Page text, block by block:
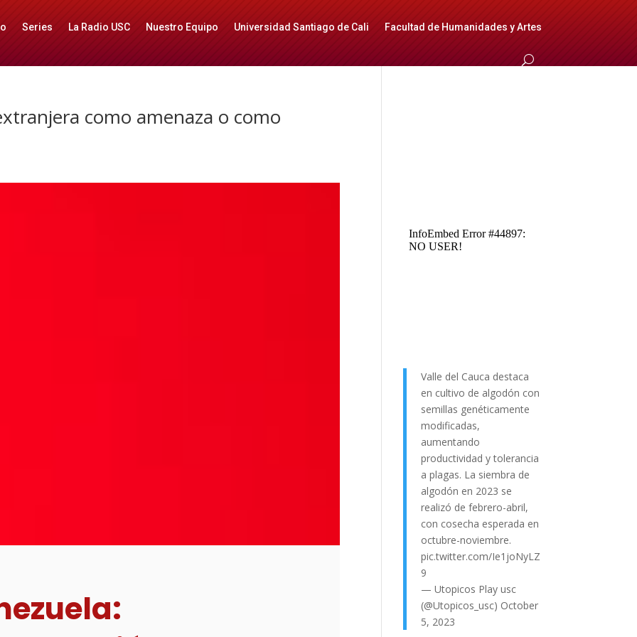
Series La Radio USC Nuestro Equipo Universidad Santiago de Cali Facultad de Humanidades y Artes
como amenaza o como
Valle del Cauca destaca
en cultivo de algodón con
semillas genéticamente
modificadas,
aumentando
productividad y tolerancia
a plagas. La siembra de
algodón en 2023 se
realizó de febrero-abril,
con cosecha esperada en
octubre-noviembre.
pic.twitter.com/Ie1joNyLZ
9
— Utopicos Play usc
(@Utopicos_usc) October
5, 2023